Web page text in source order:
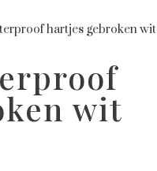
hartjes gebroken wit
wit